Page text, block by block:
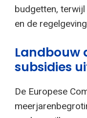
budgetten,
en de
Landbouw
subsidies
De Europese